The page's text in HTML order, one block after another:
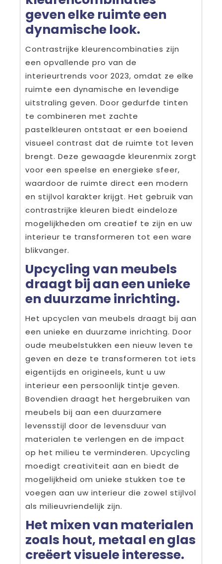
geven elke ruimte een
dynamische look.
Contrastrijke kleurencombinaties zijn
een opvallende pro van de
interieurtrends voor 2023, omdat ze elke
ruimte een dynamische en levendige
uitstraling geven. Door gedurfde tinten
te combineren met zachte
pastelkleuren ontstaat er een boeiend
visueel contrast dat de ruimte tot leven
brengt. Deze gewaagde kleurenmix zorgt
voor een speelse en energieke sfeer,
waardoor de ruimte direct een modern
en stijlvol karakter krijgt. Het gebruik van
contrastrijke kleuren biedt eindeloze
mogelijkheden om creatief te zijn en uw
interieur te transformeren tot een ware
blikvanger.
Upcycling van meubels
draagt bij aan een unieke
en duurzame inrichting.
Het upcyclen van meubels draagt bij aan
een unieke en duurzame inrichting. Door
oude meubelstukken een nieuw leven te
geven en deze te transformeren tot iets
eigentijds en origineels, kunt u uw
interieur een persoonlijk tintje geven.
Bovendien draagt het hergebruiken van
meubels bij aan een duurzamere
levensstijl door de levensduur van
materialen te verlengen en de impact
op het milieu te verminderen. Upcycling
moedigt creativiteit aan en biedt de
mogelijkheid om unieke stukken toe te
voegen aan uw interieur die zowel stijlvol
als milieuvriendelijk zijn.
Het mixen van materialen
zoals hout, metaal en glas
creëert visuele interesse.